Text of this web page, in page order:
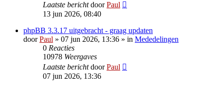
Laatste berichtdoorPaul
13 jun 2026, 08:40
phpBB 3.3.17 uitgebracht - graag updaten
doorPaul » 07 jun 2026, 13:36 » in Mededelingen
0 Reacties
10978 Weergaves
Laatste berichtdoorPaul
07 jun 2026, 13:36